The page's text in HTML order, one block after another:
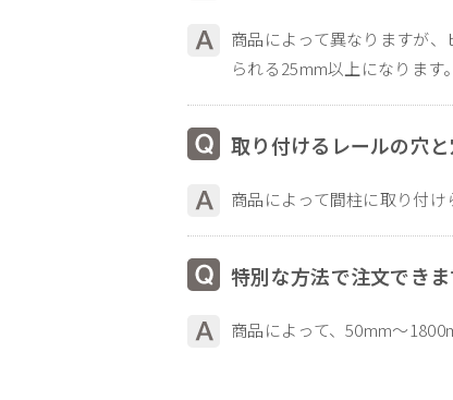
商品によって異なりますが
られる25mm以上になります。
取り付けるレールの穴と
商品によって間柱に取り付
特別な方法で注文できま
商品によって、50mm～